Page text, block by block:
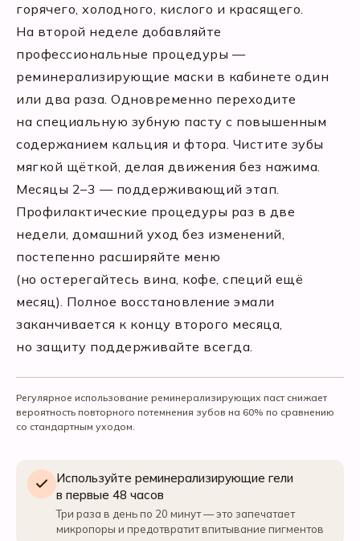
горячего, холодного, кислого и красящего.
На второй неделе добавляйте
профессиональные процедуры —
реминерализирующие маски в кабинете один
или два раза. Одновременно переходите
на специальную зубную пасту с повышенным
содержанием кальция и фтора. Чистите зубы
мягкой щёткой, делая движения без нажима.
Месяцы 2–3 — поддерживающий этап.
Профилактические процедуры раз в две
недели, домашний уход без изменений,
постепенно расширяйте меню
(но остерегайтесь вина, кофе, специй ещё
месяц). Полное восстановление эмали
заканчивается к концу второго месяца,
но защиту поддерживайте всегда.
Регулярное использование реминерализирующих паст снижает
вероятность повторного потемнения зубов на 60% по сравнению
со стандартным уходом.
Используйте реминерализирующие гели
в первые 48 часов
Три раза в день по 20 минут — это запечатает
микропоры и предотвратит впитывание пигментов